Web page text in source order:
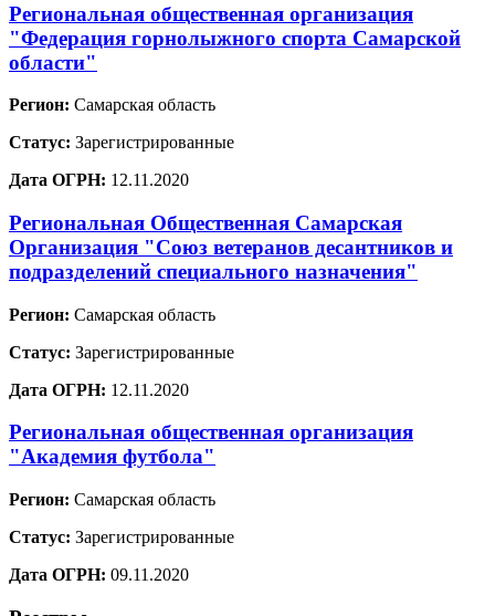
Региональная общественная организация
"Федерация горнолыжного спорта Самарской
области"
Регион: Самарская область
Статус: Зарегистрированные
Дата ОГРН: 12.11.2020
Региональная Общественная Самарская
Организация "Союз ветеранов десантников и
подразделений специального назначения"
Регион: Самарская область
Статус: Зарегистрированные
Дата ОГРН: 12.11.2020
Региональная общественная организация
"Академия футбола"
Регион: Самарская область
Статус: Зарегистрированные
Дата ОГРН: 09.11.2020